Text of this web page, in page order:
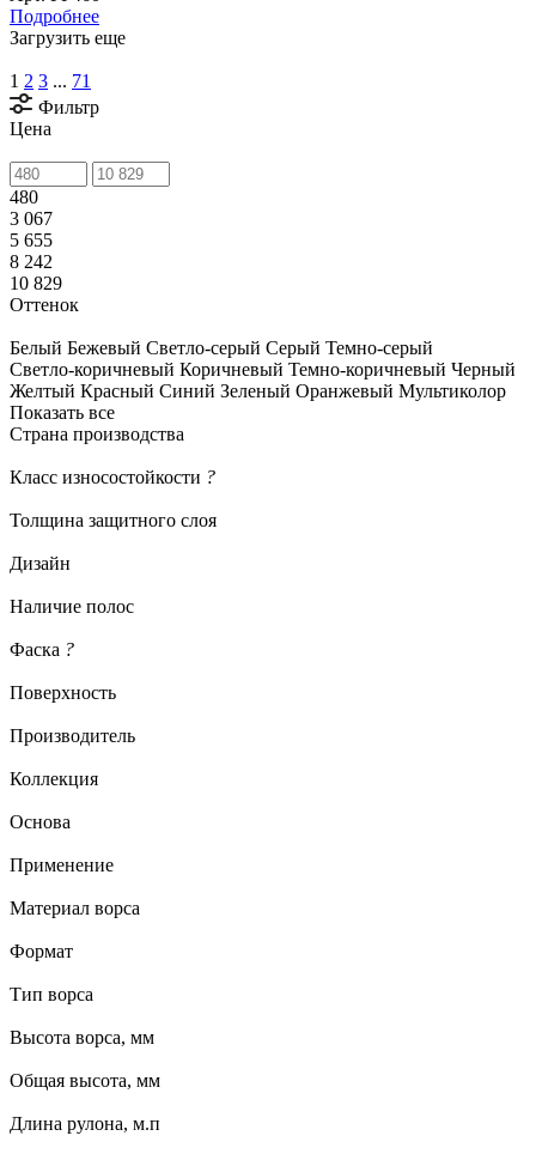
Подробнее
Загрузить еще
1 2 3 ... 71
Фильтр
Цена
480
3 067
5 655
8 242
10 829
Оттенок
Белый Бежевый Светло-серый Серый Темно-серый
Светло-коричневый Коричневый Темно-коричневый Черный
Желтый Красный Синий Зеленый Оранжевый Мультиколор
Показать все
Страна производства
Класс износостойкости ?
Толщина защитного слоя
Дизайн
Наличие полос
Фаска ?
Поверхность
Производитель
Коллекция
Основа
Применение
Материал ворса
Формат
Тип ворса
Высота ворса, мм
Общая высота, мм
Длина рулона, м.п